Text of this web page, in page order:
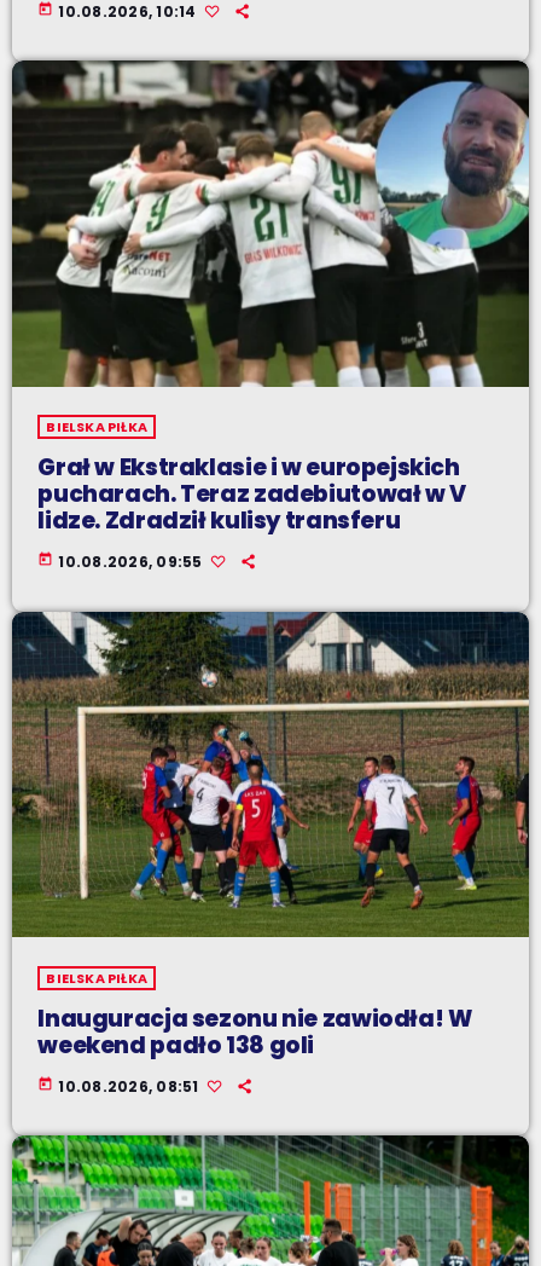
today 10.08.2026, 10:14
BIELSKA PIŁKA
Grał w Ekstraklasie i w europejskich
pucharach. Teraz zadebiutował w V
lidze. Zdradził kulisy transferu
today 10.08.2026, 09:55
BIELSKA PIŁKA
Inauguracja sezonu nie zawiodła! W
weekend padło 138 goli
today 10.08.2026, 08:51